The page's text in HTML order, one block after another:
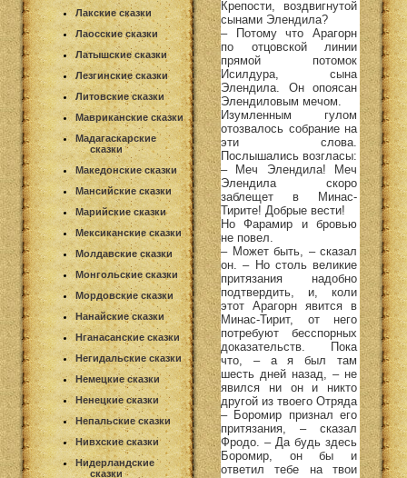
Лакские сказки
Лаосские сказки
Латышские сказки
Лезгинские сказки
Литовские сказки
Мавриканские сказки
Мадагаскарские
сказки
Македонские сказки
Мансийские сказки
Марийские сказки
Мексиканские сказки
Молдавские сказки
Монгольские сказки
Мордовские сказки
Нанайские сказки
Нганасанские сказки
Негидальские сказки
Немецкие сказки
Ненецкие сказки
Непальские сказки
Нивхские сказки
Нидерландские
сказки
Крепости, воздвигнутой
сынами Элендила?
– Потому что Арагорн
по отцовской линии
прямой потомок
Исилдура, сына
Элендила. Он опоясан
Элендиловым мечом.
Изумленным гулом
отозвалось собрание на
эти слова.
Послышались возгласы:
– Меч Элендила! Меч
Элендила скоро
заблещет в Минас-
Тирите! Добрые вести!
Но Фарамир и бровью
не повел.
– Может быть, – сказал
он. – Но столь великие
притязания надобно
подтвердить, и, коли
этот Арагорн явится в
Минас-Тирит, от него
потребуют бесспорных
доказательств. Пока
что, – а я был там
шесть дней назад, – не
явился ни он и никто
другой из твоего Отряда
– Боромир признал его
притязания, – сказал
Фродо. – Да будь здесь
Боромир, он бы и
ответил тебе на твои